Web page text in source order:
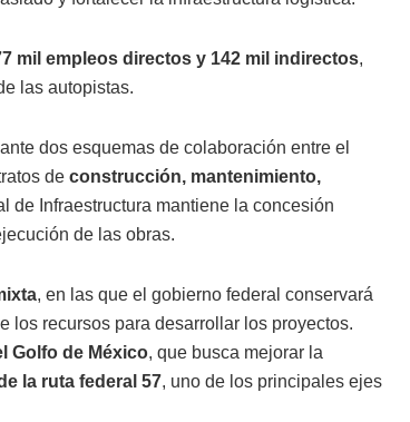
mil empleos directos y 142 mil indirectos,
las autopistas.
dos esquemas de colaboración entre el
de construcción, mantenimiento,
de Infraestructura mantiene la concesión
de las obras.
, en las que el gobierno federal conservará
los recursos para desarrollar los proyectos.
Golfo de México, que busca mejorar la
la ruta federal 57, uno de los principales ejes